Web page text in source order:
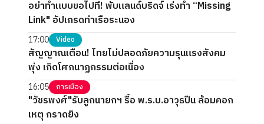
อย่าทำแบบขอไปที! พับแลนด์บริดจ์ เร่งทำ “Missing
Link" อัปเกรดท่าเรือระนอง
17:00 Video
สัญญาณเตือน! ไทยไม่ปลอดภัยความรุนแรงสังคม
พุ่ง เกิดโศกนาฏกรรมต่อเนื่อง
16:05 การเมือง
"วัชรพงศ์"รับลูกนายกฯ รื้อ พ.ร.บ.อาวุธปืน ล้อมคอก
เหตุ กราดยิง